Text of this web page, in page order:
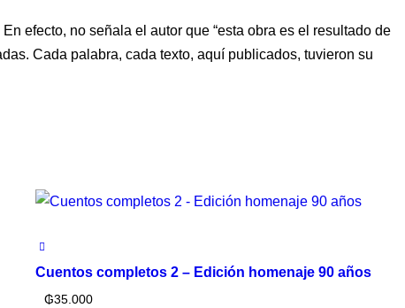
efecto, no señala el autor que “esta obra es el resultado de
Cada palabra, cada texto, aquí publicados, tuvieron su
Cuentos completos 2 – Edición homenaje 90 años
₲35.000